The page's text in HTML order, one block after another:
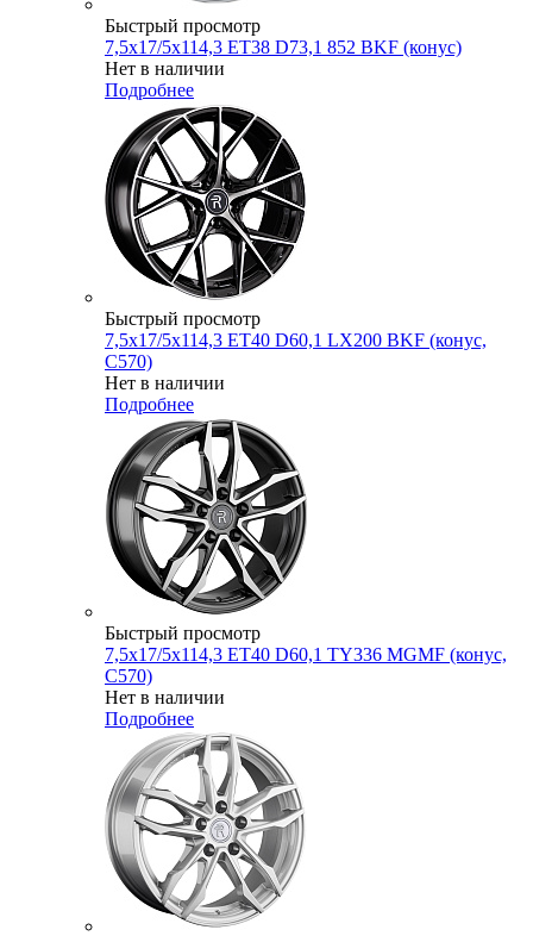
Быстрый просмотр
7,5x17/5x114,3 ET38 D73,1 852 BKF (конус)
Нет в наличии
Подробнее
Быстрый просмотр
7,5x17/5x114,3 ET40 D60,1 LX200 BKF (конус,
C570)
Нет в наличии
Подробнее
Быстрый просмотр
7,5x17/5x114,3 ET40 D60,1 TY336 MGMF (конус,
C570)
Нет в наличии
Подробнее